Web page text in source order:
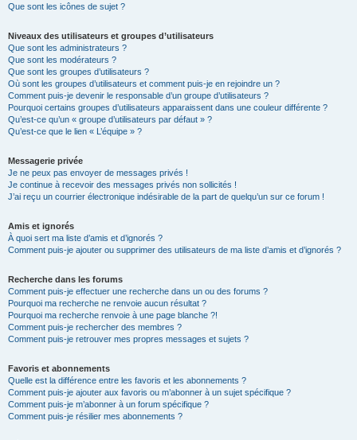
Que sont les icônes de sujet ?
Niveaux des utilisateurs et groupes d’utilisateurs
Que sont les administrateurs ?
Que sont les modérateurs ?
Que sont les groupes d’utilisateurs ?
Où sont les groupes d’utilisateurs et comment puis-je en rejoindre un ?
Comment puis-je devenir le responsable d’un groupe d’utilisateurs ?
Pourquoi certains groupes d’utilisateurs apparaissent dans une couleur différente ?
Qu’est-ce qu’un « groupe d’utilisateurs par défaut » ?
Qu’est-ce que le lien « L’équipe » ?
Messagerie privée
Je ne peux pas envoyer de messages privés !
Je continue à recevoir des messages privés non sollicités !
J’ai reçu un courrier électronique indésirable de la part de quelqu’un sur ce forum !
Amis et ignorés
À quoi sert ma liste d’amis et d’ignorés ?
Comment puis-je ajouter ou supprimer des utilisateurs de ma liste d’amis et d’ignorés ?
Recherche dans les forums
Comment puis-je effectuer une recherche dans un ou des forums ?
Pourquoi ma recherche ne renvoie aucun résultat ?
Pourquoi ma recherche renvoie à une page blanche ?!
Comment puis-je rechercher des membres ?
Comment puis-je retrouver mes propres messages et sujets ?
Favoris et abonnements
Quelle est la différence entre les favoris et les abonnements ?
Comment puis-je ajouter aux favoris ou m’abonner à un sujet spécifique ?
Comment puis-je m’abonner à un forum spécifique ?
Comment puis-je résilier mes abonnements ?